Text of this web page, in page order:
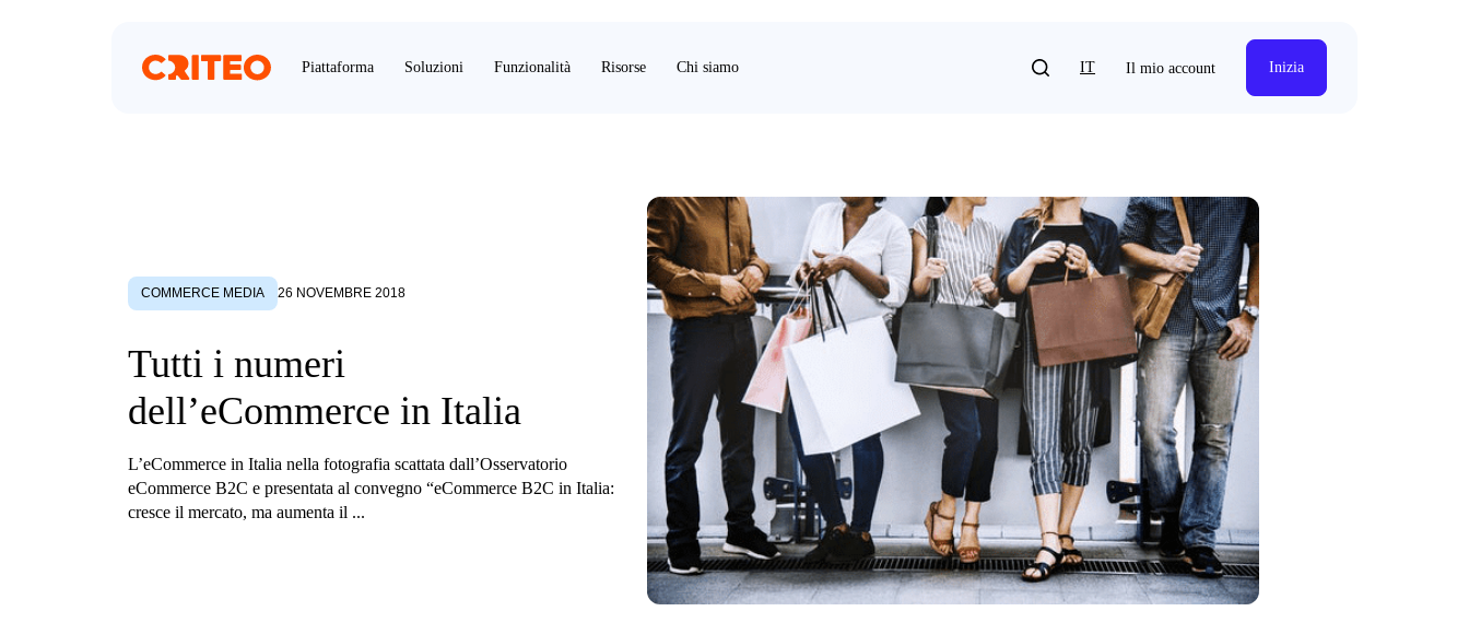
Piattaforma Soluzioni Funzionalità Risorse Chi siamo IT Il mio account Inizia
COMMERCE MEDIA 26 NOVEMBRE 2018
Tutti i numeri
dell’eCommerce in Italia
L’eCommerce in Italia nella fotografia scattata dall’Osservatorio
eCommerce B2C e presentata al convegno “eCommerce B2C in Italia:
cresce il mercato, ma aumenta il ...